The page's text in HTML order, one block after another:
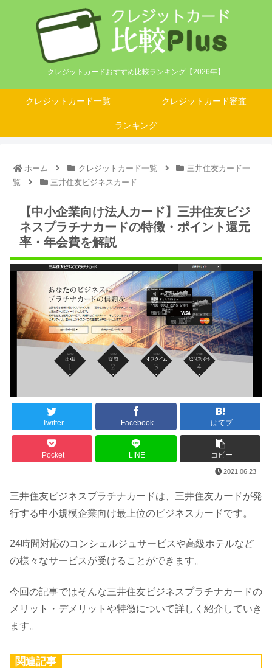
クレジットカードおすすめ比較ランキング【2026年】
クレジットカード一覧 クレジットカード審査
ランキング
ホーム クレジットカード一覧
三井住友カード一
覧
三井住友ビジネスカード
【中小企業向け法人カード】三井住友ビジ
ネスプラチナカードの特徴・ポイント還元
率・年会費を解説
Twitter Facebook はてブ
Pocket LINE コピー
2021.06.23
三井住友ビジネスプラチナカードは、三井住友カードが発
行する中小規模企業向け最上位のビジネスカードです。
24時間対応のコンシェルジュサービスや高級ホテルなど
の様々なサービスが受けることができます。
今回の記事ではそんな三井住友ビジネスプラチナカードの
メリット・デメリットや特徴について詳しく紹介していき
ます。
関連記事